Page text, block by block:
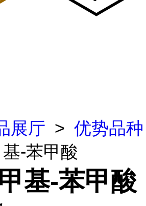
展厅 > 优势品种
-苯甲酸
基-苯甲酸